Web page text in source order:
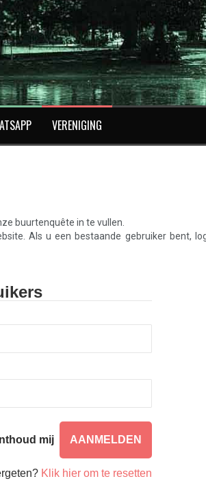
VERENIGING
buurtenquête in te vullen.
Als u een bestaande gebruiker bent,
mij
Klik hier om te resetten